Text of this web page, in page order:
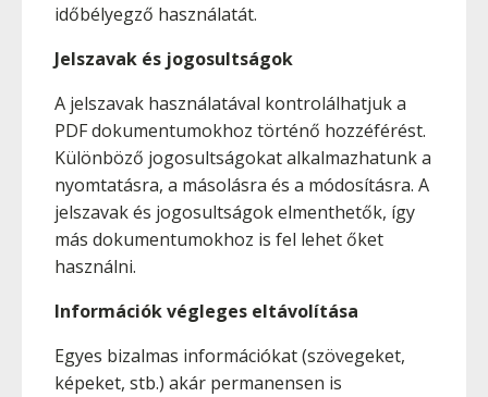
időbélyegző használatát.
Jelszavak és jogosultságok
A jelszavak használatával kontrolálhatjuk a
PDF dokumentumokhoz történő hozzéférést.
Különböző jogosultságokat alkalmazhatunk a
nyomtatásra, a másolásra és a módosításra. A
jelszavak és jogosultságok elmenthetők, így
más dokumentumokhoz is fel lehet őket
használni.
Információk végleges eltávolítása
Egyes bizalmas információkat (szövegeket,
képeket, stb.) akár permanensen is